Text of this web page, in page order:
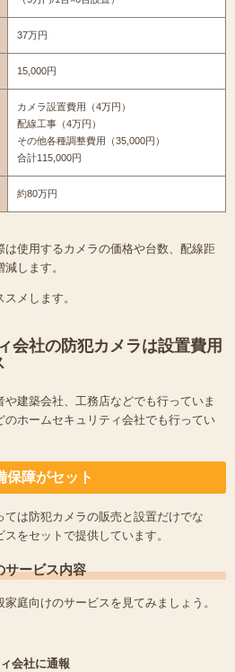
37万円
15,000円
カメラ設置費用（4万円）
配線工事（4万円）
その他各種調整費用（35,000円）
合計115,000円
約80万円
使用するカメラの価格や台数、配線距
します。
メします。
会社の防犯カメラは設置費用
建築会社、工務店などでも行っていま
ホームセキュリティ会社でも行ってい
保障がセット
は防犯カメラの販売と設置だけでな
をセットで提供しています。
サービス内容
庭向けのサービスを見てみましょう。
会社に通報